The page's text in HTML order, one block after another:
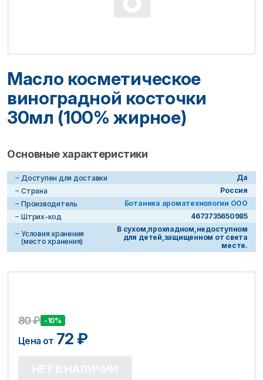
Масло косметическое
виноградной косточки
30мл (100% жирное)
Основные характеристики
Доступен для доставки
Да
Страна
Россия
Производитель
Ботаника ароматехнологии ООО
Штрих-код
4673735650985
Условия хранения
(место хранения)
В сухом,прохладном,недоступном
для детей,защищенном от света
месте.
80₽ -10%
Цена от 72 ₽